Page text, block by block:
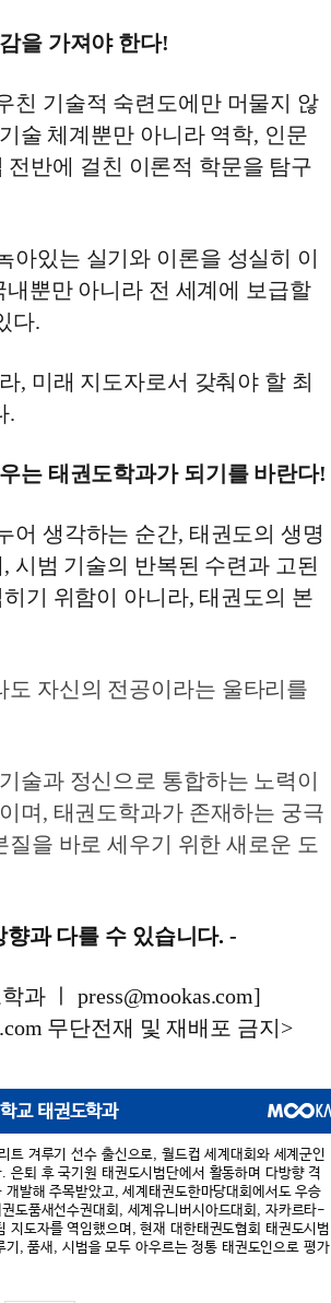
을 가져야 한다!
친 기술적 숙련도에만 머물지 않
술 체계뿐만 아니라 역학, 인문
반에 걸친 이론적 학문을 탐구
있는 실기와 이론을 성실히 이
뿐만 아니라 전 세계에 보급할
다.
, 미래 지도자로서 갖춰야 할 최
.
는 태권도학과가 되기를 바란다!
어 생각하는 순간, 태권도의 생명
시범 기술의 반복된 수련과 고된
기 위함이 아니라, 태권도의 본
자신의 전공이라는 울타리를
술과 정신으로 통합하는 노력이
며, 태권도학과가 존재하는 궁극
질을 바로 세우기 위한 새로운 도
과 다를 수 있습니다. -
과 ㅣ press@mookas.com]
무단전재 및 재배포 금지>
교 태권도학과
트 겨루기 선수 출신으로, 월드컵 세계대회와 세계군인
은퇴 후 국기원 태권도시범단에서 활동하며 다방향 격
발해 주목받았고, 세계태권도한마당대회에서도 우승
도품새선수권대회, 세계유니버시아드대회, 자카르타-
지도자를 역임했으며, 현재 대한태권도협회 태권도시범
기, 품새, 시범을 모두 아우르는 정통 태권도인으로 평가